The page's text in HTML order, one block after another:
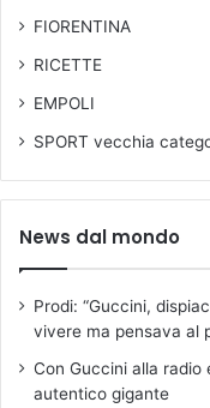
FIORENTINA
RICETTE
EMPOLI
SPORT vecchia
News dal mondo
Prodi: “Guccini,
vivere ma pensava al
Con Guccini alla radio
autentico gigante